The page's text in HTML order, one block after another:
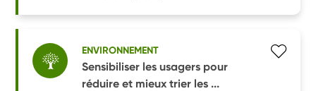
ENVIRONNEMENT
Sensibiliser les usagers pour
réduire et mieux trier les ...